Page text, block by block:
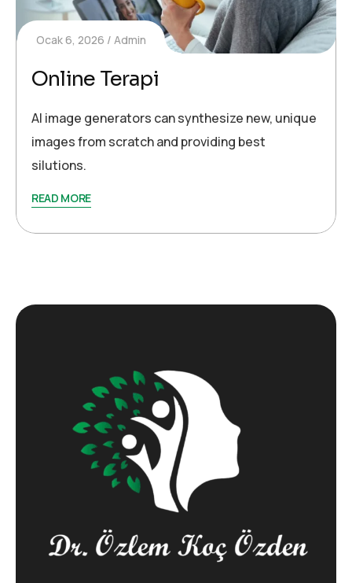
Ocak 6, 2026 Admin
Online Terapi
AI image generators can synthesize new, unique
images from scratch and providing best
silutions.
READ MORE